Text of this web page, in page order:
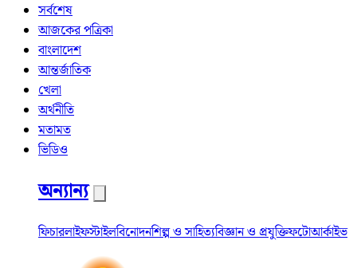
সর্বশেষ
আজকের পত্রিকা
বাংলাদেশ
আন্তর্জাতিক
খেলা
অর্থনীতি
মতামত
ভিডিও
অন্যান্য
ফিচারলাইফস্টাইলবিনোদনশিল্প ও সাহিত্যবিজ্ঞান ও প্রযুক্তিফটোআর্কাইভ